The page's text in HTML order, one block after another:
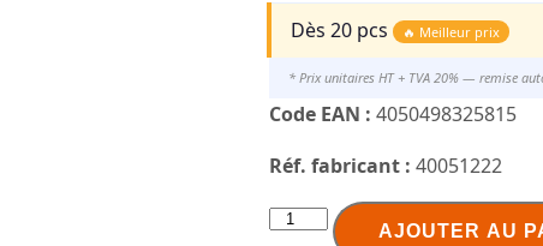
Dès 20 pcs 🔥 Meilleur prix
* Prix unitaires HT + TVA 20% — remise
Code EAN : 4050498325815
Réf. fabricant : 40051222
quantité
AJOUTER AU